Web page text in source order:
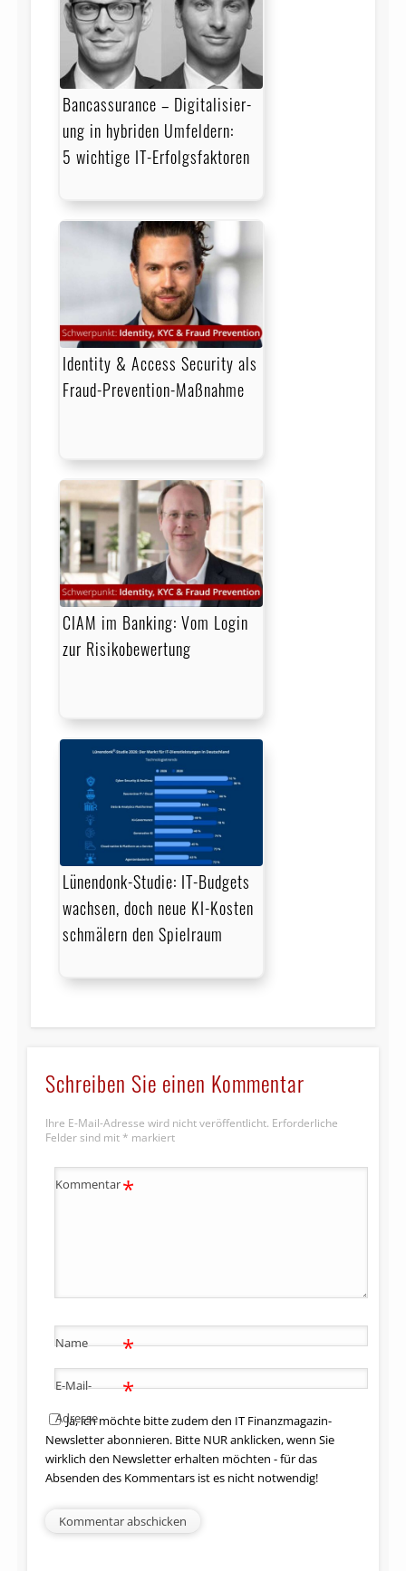
Bancassurance – Digita­li­sier­
ung in hybriden Umfeldern:
5 wichtige IT-Erfolgsfaktoren
Identity & Access Security als
Fraud-Prevention-Maßnahme
CIAM im Banking: Vom Login
zur Risikobewertung
Lünendonk-Studie: IT-Budgets
wachsen, doch neue KI-Kosten
schmälern den Spielraum
Schreiben Sie einen Kommentar
Ihre E-Mail-Adresse wird nicht veröffentlicht. Erforderliche
Felder sind mit * markiert
Kommentar*
Name *
E-Mail-
Adresse
*
Ja, ich möchte bitte zudem den IT Finanzmagazin-
Newsletter abonnieren. Bitte NUR anklicken, wenn Sie
wirklich den Newsletter erhalten möchten - für das
Absenden des Kommentars ist es nicht notwendig!